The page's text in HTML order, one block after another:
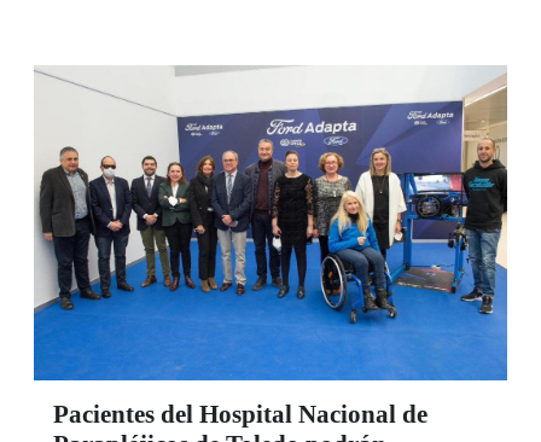
necesidades expresadas desde este Centro
Especial de Empleo.
Pacientes del Hospital Nacional de